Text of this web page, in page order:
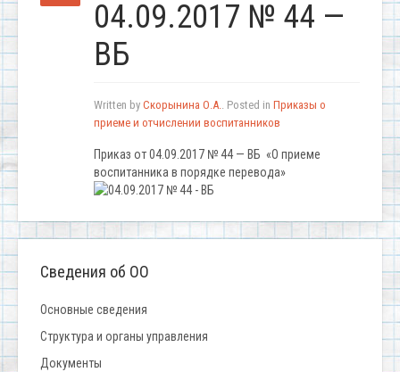
04.09.2017 № 44 —
ВБ
Written by Скорынина О.А.. Posted in Приказы о
приеме и отчислении воспитанников
Приказ от 04.09.2017 № 44 — ВБ «О приеме
воспитанника в порядке перевода»
Сведения об ОО
Основные сведения
Структура и органы управления
Документы